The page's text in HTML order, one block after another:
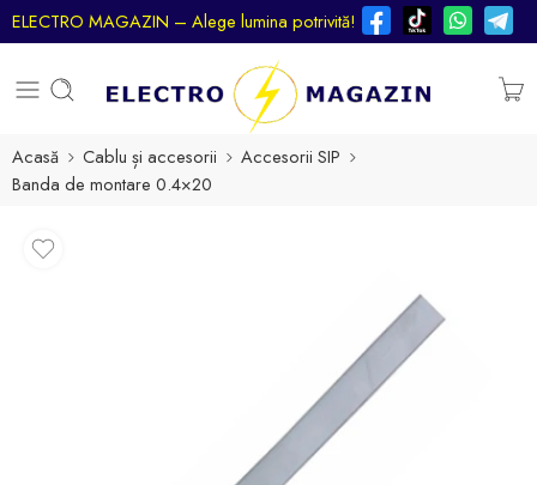
ELECTRO MAGAZIN – Alege lumina potrivită!
Acasă Cablu și accesorii
Accesorii SIP
Banda de montare 0.4×20